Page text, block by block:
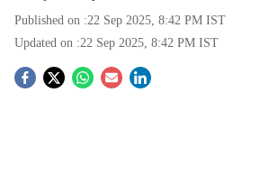
Published on :22 Sep 2025, 8:42 PM IST
Updated on :22 Sep 2025, 8:42 PM IST
S